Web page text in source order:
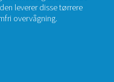
HE
leverer ultratør luft